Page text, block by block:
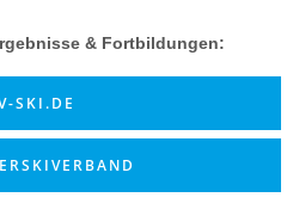
& Fortbildungen:
SKI.DE